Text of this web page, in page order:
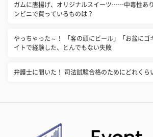
ガムに唐揚げ、オリジナルスイーツ……中毒性あ
ンビニで買っているものは？
やっちゃった～！ 「客の頭にビール」「お盆に
イトで経験した、とんでもない失敗
弁護士に聞いた！ 司法試験合格のためにどれくら